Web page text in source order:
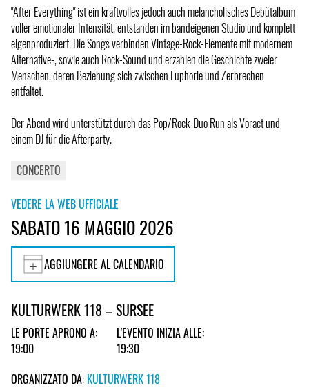
"After Everything" ist ein kraftvolles jedoch auch melancholisches Debütalbum
voller emotionaler Intensität, entstanden im bandeigenen Studio und komplett
eigenproduziert. Die Songs verbinden Vintage-Rock-Elemente mit modernem
Alternative-, sowie auch Rock-Sound und erzählen die Geschichte zweier
Menschen, deren Beziehung sich zwischen Euphorie und Zerbrechen
entfaltet.
Der Abend wird unterstützt durch das Pop/Rock-Duo Run als Voract und
einem DJ für die Afterparty.
CONCERTO
VEDERE LA WEB UFFICIALE
SABATO 16 MAGGIO 2026
AGGIUNGERE AL CALENDARIO
KULTURWERK 118 – SURSEE
LE PORTE APRONO A:
19:00
L'EVENTO INIZIA ALLE:
19:30
ORGANIZZATO DA: KULTURWERK 118